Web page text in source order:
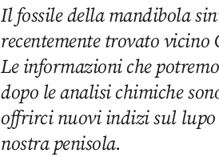
Il fossile della mandibola
recentemente trovato vicino
Le informazioni che
dopo le analisi chimiche
offrirci nuovi indizi sul lupo
nostra penisola.